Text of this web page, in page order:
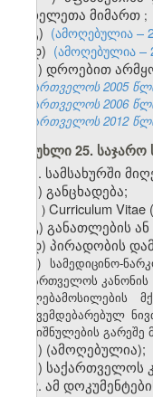
მოხელეთა მიმართ ;
გ) (ამოღებულია –
დ) (ამოღებულია –
ე) დროებით
საქართველოს 2005
საქართველოს 2006
საქართველოს 2012
მუხლი 25.
1. სამსახურში
ა) განცხადება;
) Curriculum Vitae
გ) განათლების
დ) პირადობის
ე) სამედიცინო-
საქართველოს
უფლებამოსილების
დაქვემდებარებულ
დანიშნულების
ვ) (ამოღებულია);
ზ) საქართველოს
2. ამ